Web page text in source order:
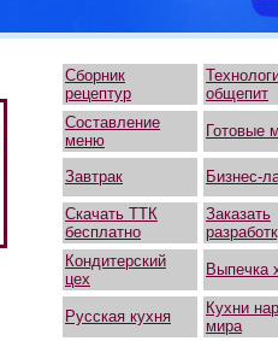
Сборник
рецептур
общепит
Составление
меню
Готовые
Завтрак Бизнес-
Скачать ТТК
бесплатно
Заказать
Кондитерский
цех
Выпечка
Русская кухня
Кухни
мира